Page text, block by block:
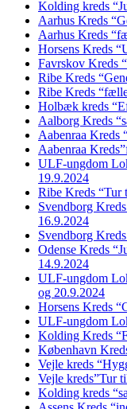
Kolding kreds
Aarhus Kreds
Aarhus Kreds
Horsens Kreds
Favrskov Kreds
Ribe Kreds
Ribe Kreds
Holbæk kreds
Aalborg Kreds
Aabenraa Kreds
Aabenraa
ULF-ungdom
19.9.2024
Ribe Kreds “Tur
Svendborg
16.9.2024
Svendborg
Odense Kreds
14.9.2024
ULF-ungdom
og 20.9.2024
Horsens Kreds
ULF-ungdom
Kolding Kreds
København
Vejle kreds
Vejle kreds”Tur
Kolding kreds